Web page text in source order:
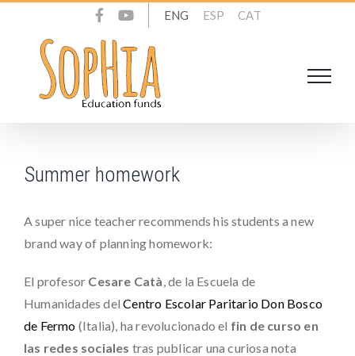
content
ENG ESP CAT
Summer homework
A super nice teacher recommends his students a new
brand way of planning homework:
El profesor Cesare Catà , de la Escuela de
Humanidades delCentro Escolar Paritario Don Bosco
de Fermo (Italia), ha revolucionado el fin de curso en
las redes sociales tras publicar una curiosa nota